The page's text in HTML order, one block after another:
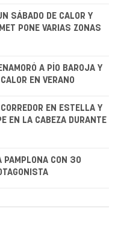
SÁBADO DE CALOR Y
PONE VARIAS ZONAS
A PÍO BAROJA Y
EN VERANO
EN ESTELLA Y
EN LA CABEZA DURANTE
PAMPLONA CON 30